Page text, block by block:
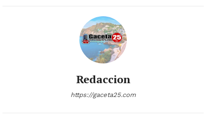
Redaccion
https://gaceta25.com